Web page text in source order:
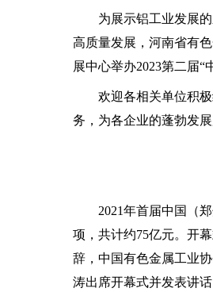
为展示铝工业发展的
高质量发展，河南省有
展中心举办2023第二届
欢迎各相关单位积极
务，为各企业的蓬勃发展
2021年首届中国（郑
项，共计约75亿元。开
辞，中国有色金属工业
涛出席开幕式并发表讲话